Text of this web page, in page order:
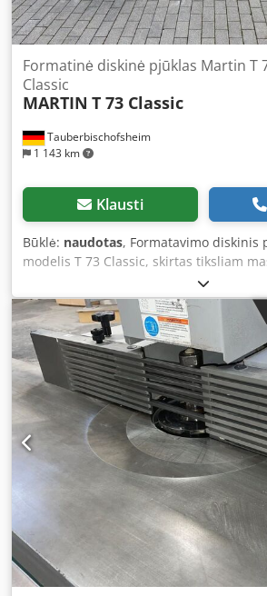
Tauberbischofsheim
1 143 km
Formatinė diskinė pjūklas Martin T
Classic
MARTIN T 73 Classic
Klausti
Būklė: naudotas, Formatavimo diskinis
modelis T 73 Classic, skirtas tiksliam
plokščių medžiagų ir dengtų medžiagų
pasukamu pjūklo disku ir įstrižiniu
mašina leidžia atlikti tikslius išilginius,
kampinius pjūvius, ji skirta kasdieniam
profesionaliose medienos apdirbimo
Komplekte yra didelis pjūklo diskų
Techniniai duomenys: - Pjūklo disko
- Pjovimo ilgis: ~3200 mm - Pjovimo
- Pjūklo disko skersmuo: maks. 500 mm
Eock - Pjovimo plotis: ~1100 mm -
Įstrižinio pjovimo įtaiso galia: 0,75 kW